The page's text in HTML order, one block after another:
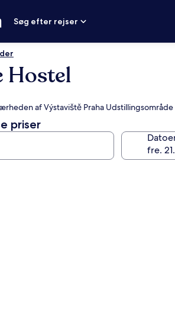
Søg efter rejser
Hostel
af Výstaviště Praha Udstillingsområde
priser